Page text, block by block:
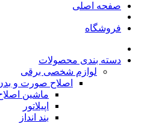
صفحه اصلی
فروشگاه
دسته بندی محصولات
لوازم شخصی برقی
اصلاح صورت و
ماشین
اپیلاتور
بند انداز